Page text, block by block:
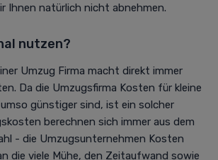
Ihnen natürlich nicht abnehmen.
nutzen?
Umzug Firma macht direkt immer
Da die Umzugsfirma Kosten für kleine
günstiger sind, ist ein solcher
berechnen sich immer aus dem
- die Umzugsunternehmen Kosten
die viele Mühe, den Zeitaufwand sowie